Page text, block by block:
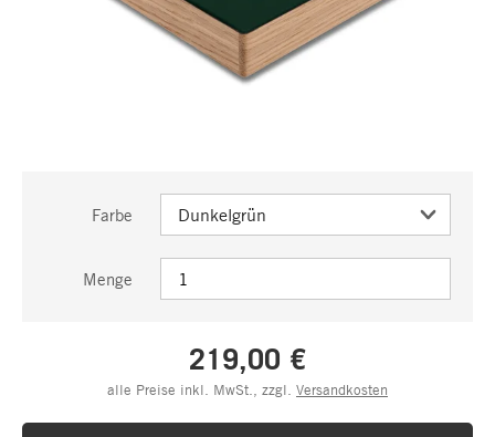
Farbe
Menge
219,00 €
alle Preise inkl. MwSt., zzgl. Versandkosten